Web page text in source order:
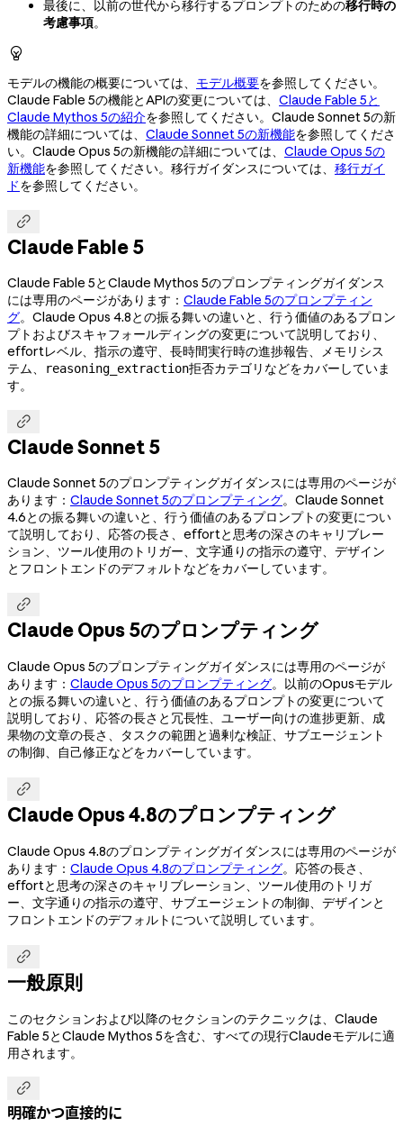
最後に、以前の世代から移行するプロンプトのための移行時の
考慮事項。

モデルの機能の概要については、 モデル概要を参照してください。
Claude Fable 5の機能とAPIの変更については、 Claude Fable 5と
Claude Mythos 5の紹介を参照してください。Claude Sonnet 5の新
機能の詳細については、 Claude Sonnet 5の新機能を参照してくださ
い。Claude Opus 5の新機能の詳細については、 Claude Opus 5の
新機能を参照してください。移行ガイダンスについては、 移行ガイ
ドを参照してください。

Claude Fable 5
Claude Fable 5とClaude Mythos 5のプロンプティングガイダンス
には専用のページがあります： Claude Fable 5のプロンプティン
グ。Claude Opus 4.8との振る舞いの違いと、行う価値のあるプロン
プトおよびスキャフォールディングの変更について説明しており、
effortレベル、指示の遵守、長時間実行時の進捗報告、メモリシス
テム、
reasoning_extraction拒否カテゴリなどをカバーしていま
す。

Claude Sonnet 5
Claude Sonnet 5のプロンプティングガイダンスには専用のページが
あります： Claude Sonnet 5のプロンプティング。Claude Sonnet
4.6との振る舞いの違いと、行う価値のあるプロンプトの変更につい
て説明しており、応答の長さ、effortと思考の深さのキャリブレー
ション、ツール使用のトリガー、文字通りの指示の遵守、デザイン
とフロントエンドのデフォルトなどをカバーしています。

Claude Opus 5のプロンプティング
Claude Opus 5のプロンプティングガイダンスには専用のページが
あります： Claude Opus 5のプロンプティング。以前のOpusモデル
との振る舞いの違いと、行う価値のあるプロンプトの変更について
説明しており、応答の長さと冗長性、ユーザー向けの進捗更新、成
果物の文章の長さ、タスクの範囲と過剰な検証、サブエージェント
の制御、自己修正などをカバーしています。

Claude Opus 4.8のプロンプティング
Claude Opus 4.8のプロンプティングガイダンスには専用のページが
あります： Claude Opus 4.8のプロンプティング。応答の長さ、
effortと思考の深さのキャリブレーション、ツール使用のトリガ
ー、文字通りの指示の遵守、サブエージェントの制御、デザインと
フロントエンドのデフォルトについて説明しています。

一般原則
このセクションおよび以降のセクションのテクニックは、Claude
Fable 5とClaude Mythos 5を含む、すべての現行Claudeモデルに適
用されます。

明確かつ直接的に